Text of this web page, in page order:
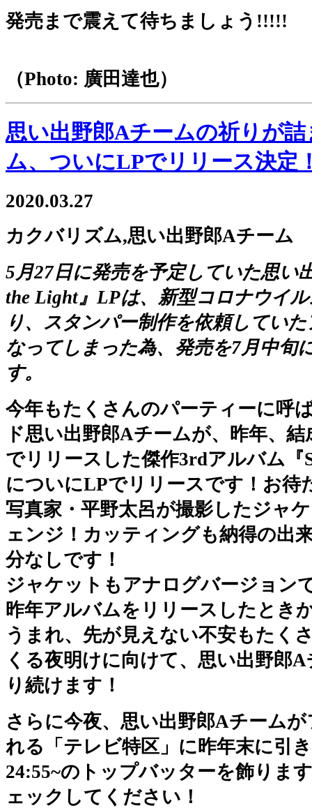
発売まで震えて待ちましょう!!!!!
（Photo: 廣田達也）
思い出野郎Aチームの祈りが
ム、ついにLPでリリース決定
2020.03.27
カクバリズム,思い出野郎Aチーム
5月27日に発売を予定していた思い
the Light』LPは、新型コロナウイ
り、スタンパー制作を依頼してい
なってしまった為、発売を7月中旬
す。
今年もたくさんのパーティーに呼
ド思い出野郎Aチームが、昨年、
でリリースした傑作3rdアルバム『
についにLPでリリースです！お待
写真家・平野太呂が撮影したジャ
ェンジ！カッティングも納得の出
分なしです！
ジャケットもアナログバージョン
昨年アルバムをリリースしたとき
うまれ、先が見えない不安もたく
くる夜明けに向けて、思い出野郎
り続けます！
さらに今夜、思い出野郎Aチーム
れる「テレビ特区」に昨年末に引
24:55~のトップバッターを飾りま
ェックしてください！